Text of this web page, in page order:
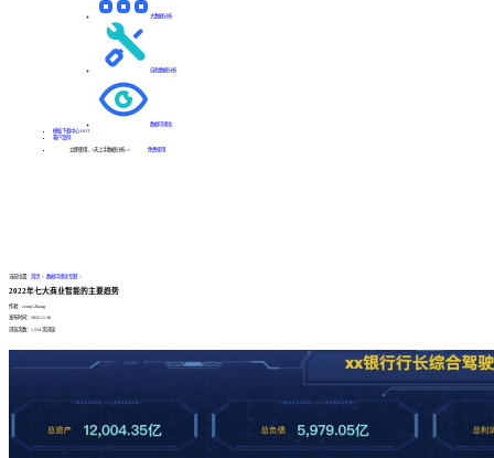
大数据分析
自助数据分析
数据可视化
模板下载中心HOT
客户案例
立即使用，1天上手数据分析---> 免费使用
当前位置： 首页 > 数据可视化专题 >
2022年七大商业智能的主要趋势
作者：Jenny.Zhang
发布时间：2022.11.30
浏览次数：1,554 次浏览